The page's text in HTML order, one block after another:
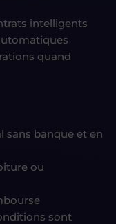
intelligents
quand
sans banque et en
ou
sont